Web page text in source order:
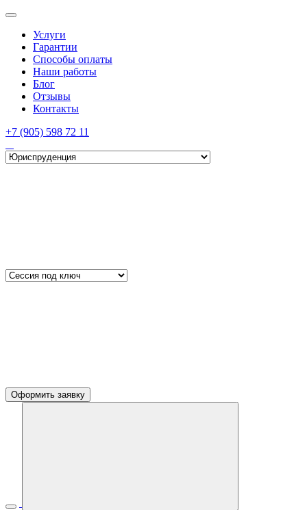
Услуги
Гарантии
Способы оплаты
Наши работы
Блог
Отзывы
Контакты
+7 (905) 598 72 11
Оформить заявку